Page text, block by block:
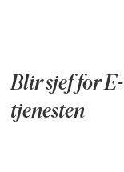
Blir sjef for E-
tjenesten